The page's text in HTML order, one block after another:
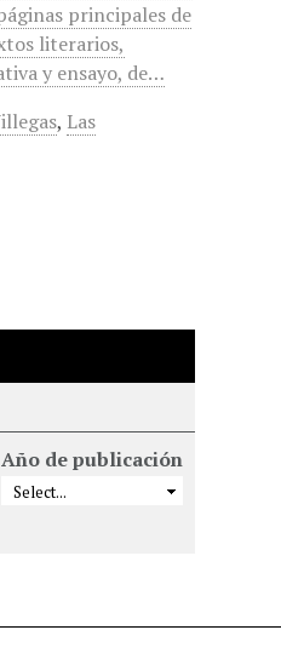
principales de
literarios,
y ensayo, de…
, Las
Año de publicación